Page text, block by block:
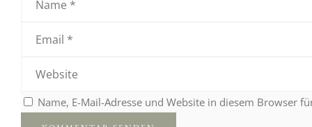
Name, E-Mail-Adresse und Website in diesem Browser